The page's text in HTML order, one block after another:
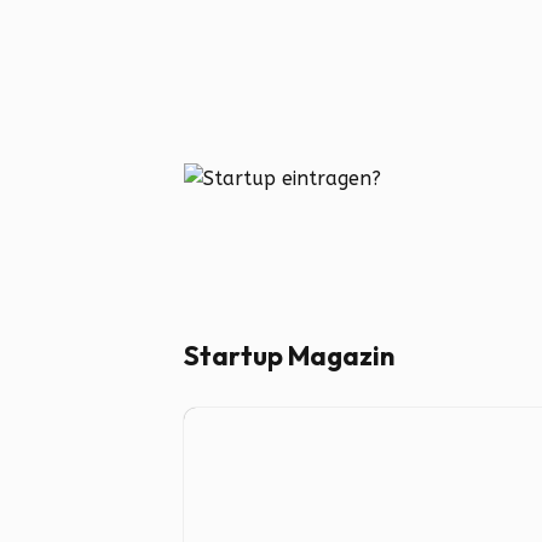
Startup Magazin